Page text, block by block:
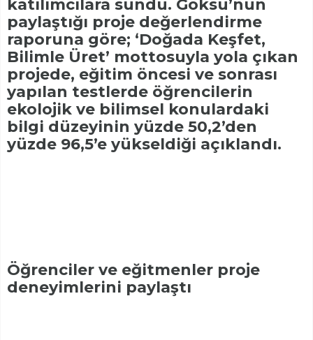
katılımcılara sundu. Göksu’nun
paylaştığı proje değerlendirme
raporuna göre; ‘Doğada Keşfet,
Bilimle Üret’ mottosuyla yola çıkan
projede, eğitim öncesi ve sonrası
yapılan testlerde öğrencilerin
ekolojik ve bilimsel konulardaki
bilgi düzeyinin yüzde 50,2’den
yüzde 96,5’e yükseldiği açıklandı.
Öğrenciler ve eğitmenler proje
deneyimlerini paylaştı